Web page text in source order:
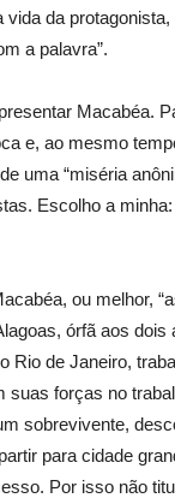
da
a palavra”.
Macabéa.
e, ao mesmo
uma “miséria
Escolho a
ou melhor,
órfã aos
Rio de Janeiro,
forças no
sobrevivente,
para cidade
Por isso não